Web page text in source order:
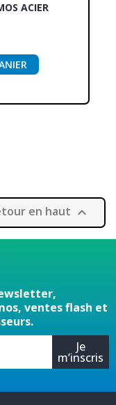
ACIER
en haut 
ventes flash et
Je
m’inscris